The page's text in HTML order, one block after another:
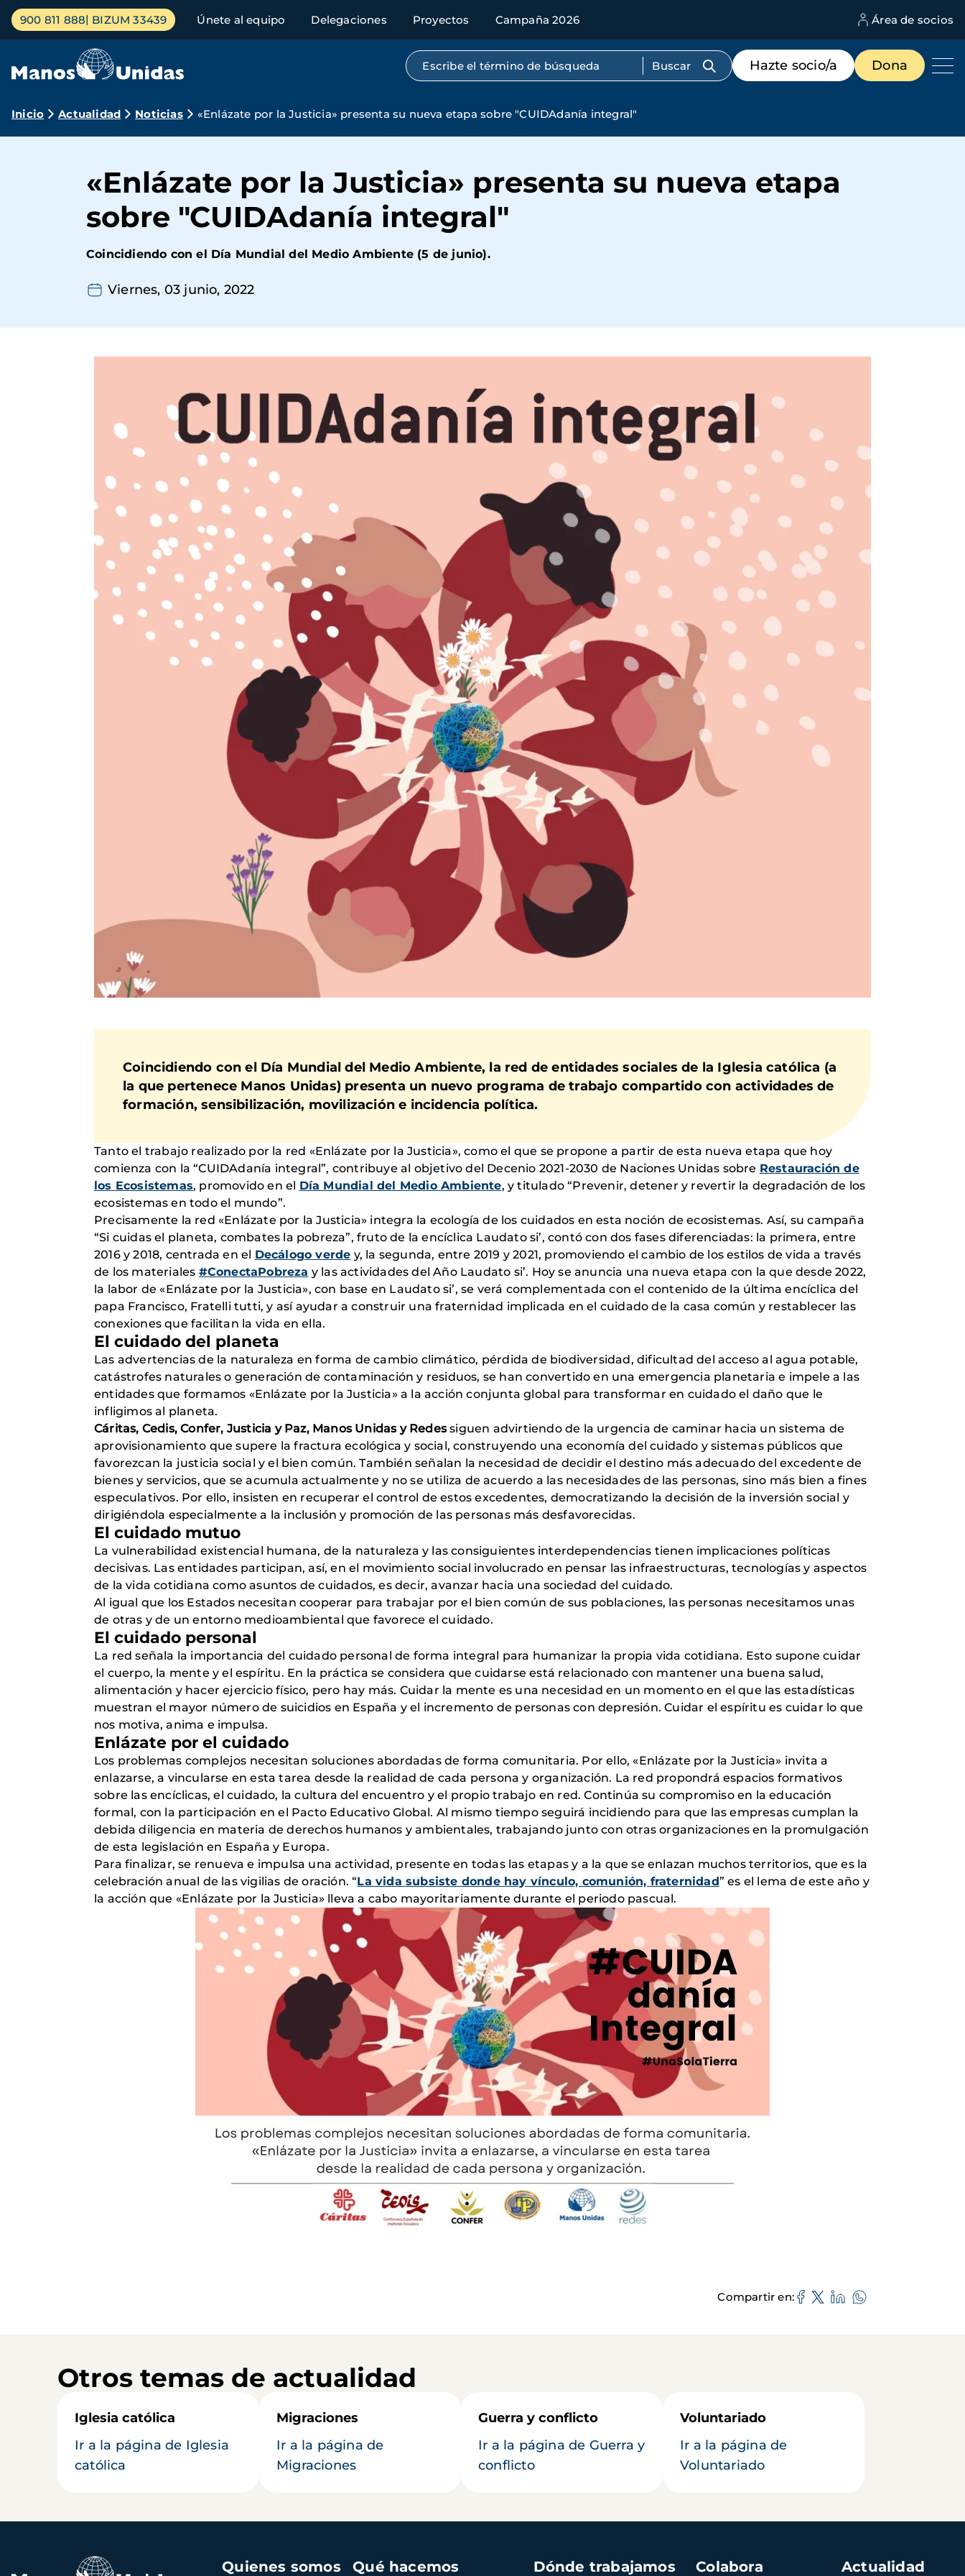
Pasar
contenido
Menú
principal
900 811 888 BIZUM 33439 Únete al equipo Delegaciones Proyectos Campaña 2026 Área de socios
Búsqueda por texto completo
Menú
de
destacados
Hazte socio/a Dona
Ruta
navegación
Inicio Actualidad Noticias «Enlázate por la Justicia» presenta su nueva etapa sobre "CUIDAdanía integral"
«Enlázate por la Justicia» presenta su nueva etapa
sobre "CUIDAdanía integral"
Coincidiendo con el Día Mundial del Medio Ambiente (5 de junio).
Viernes, 03 junio, 2022
Coincidiendo con el Día Mundial del Medio Ambiente, la red de entidades sociales de la Iglesia católica (a
la que pertenece Manos Unidas) presenta un nuevo programa de trabajo compartido con actividades de
formación, sensibilización, movilización e incidencia política.
Tanto el trabajo realizado por la red «Enlázate por la Justicia», como el que se propone a partir de esta nueva etapa que hoy
comienza con la “CUIDAdanía integral”, contribuye al objetivo del Decenio 2021-2030 de Naciones Unidas sobre Restauración de
los Ecosistemas, promovido en el Día Mundial del Medio Ambiente, y titulado “Prevenir, detener y revertir la degradación de los
ecosistemas en todo el mundo”.
Precisamente la red «Enlázate por la Justicia» integra la ecología de los cuidados en esta noción de ecosistemas. Así, su campaña
“Si cuidas el planeta, combates la pobreza”, fruto de la encíclica Laudato si’, contó con dos fases diferenciadas: la primera, entre
2016 y 2018, centrada en el Decálogo verde y, la segunda, entre 2019 y 2021, promoviendo el cambio de los estilos de vida a través
de los materiales #ConectaPobreza y las actividades del Año Laudato si’. Hoy se anuncia una nueva etapa con la que desde 2022,
la labor de «Enlázate por la Justicia», con base en Laudato si’, se verá complementada con el contenido de la última encíclica del
papa Francisco, Fratelli tutti, y así ayudar a construir una fraternidad implicada en el cuidado de la casa común y restablecer las
conexiones que facilitan la vida en ella.
El cuidado del planeta
Las advertencias de la naturaleza en forma de cambio climático, pérdida de biodiversidad, dificultad del acceso al agua potable,
catástrofes naturales o generación de contaminación y residuos, se han convertido en una emergencia planetaria e impele a las
entidades que formamos «Enlázate por la Justicia» a la acción conjunta global para transformar en cuidado el daño que le
infligimos al planeta.
Cáritas, Cedis, Confer, Justicia y Paz, Manos Unidas y Redessiguen advirtiendo de la urgencia de caminar hacia un sistema de
aprovisionamiento que supere la fractura ecológica y social, construyendo una economía del cuidado y sistemas públicos que
favorezcan la justicia social y el bien común. También señalan la necesidad de decidir el destino más adecuado del excedente de
bienes y servicios, que se acumula actualmente y no se utiliza de acuerdo a las necesidades de las personas, sino más bien a fines
especulativos. Por ello, insisten en recuperar el control de estos excedentes, democratizando la decisión de la inversión social y
dirigiéndola especialmente a la inclusión y promoción de las personas más desfavorecidas.
El cuidado mutuo
La vulnerabilidad existencial humana, de la naturaleza y las consiguientes interdependencias tienen implicaciones políticas
decisivas. Las entidades participan, así, en el movimiento social involucrado en pensar las infraestructuras, tecnologías y aspectos
de la vida cotidiana como asuntos de cuidados, es decir, avanzar hacia una sociedad del cuidado.
Al igual que los Estados necesitan cooperar para trabajar por el bien común de sus poblaciones, las personas necesitamos unas
de otras y de un entorno medioambiental que favorece el cuidado.
El cuidado personal
La red señala la importancia del cuidado personal de forma integral para humanizar la propia vida cotidiana. Esto supone cuidar
el cuerpo, la mente y el espíritu. En la práctica se considera que cuidarse está relacionado con mantener una buena salud,
alimentación y hacer ejercicio físico, pero hay más. Cuidar la mente es una necesidad en un momento en el que las estadísticas
muestran el mayor número de suicidios en España y el incremento de personas con depresión. Cuidar el espíritu es cuidar lo que
nos motiva, anima e impulsa.
Enlázate por el cuidado
Los problemas complejos necesitan soluciones abordadas de forma comunitaria. Por ello, «Enlázate por la Justicia» invita a
enlazarse, a vincularse en esta tarea desde la realidad de cada persona y organización. La red propondrá espacios formativos
sobre las encíclicas, el cuidado, la cultura del encuentro y el propio trabajo en red. Continúa su compromiso en la educación
formal, con la participación en el Pacto Educativo Global. Al mismo tiempo seguirá incidiendo para que las empresas cumplan la
debida diligencia en materia de derechos humanos y ambientales, trabajando junto con otras organizaciones en la promulgación
de esta legislación en España y Europa.
Para finalizar, se renueva e impulsa una actividad, presente en todas las etapas y a la que se enlazan muchos territorios, que es la
celebración anual de las vigilias de oración. “La vida subsiste donde hay vínculo, comunión, fraternidad” es el lema de este año y
la acción que «Enlázate por la Justicia» lleva a cabo mayoritariamente durante el periodo pascual.
Compartir en
Otros temas de actualidad
Iglesia católica
Ir a la página de Iglesia
católica
Migraciones
Ir a la página de
Migraciones
Guerra y conflicto
Ir a la página de Guerra y
conflicto
Voluntariado
Ir a la página de
Voluntariado
Navegación
Quienes somos Qué hacemos Dónde trabajamos Colabora Actualidad